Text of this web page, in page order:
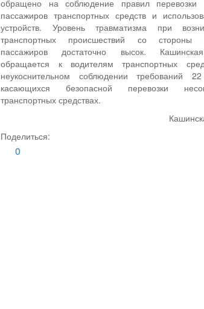
обращено на соблюдение правил перевозки
пассажиров транспортных средств и
устройств. Уровень травматизма при
транспортных происшествий со стороны
пассажиров достаточно высок. Кашинская
обращается к водителям транспортных
неукоснительном соблюдении
касающихся безопасной перевозки
транспортных средствах.
Поделиться:
0